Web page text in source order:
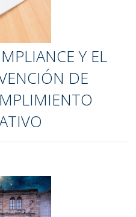
Y EL
DE